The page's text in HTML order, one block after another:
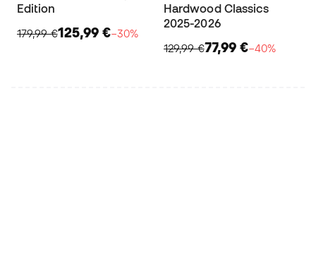
Edition
179,99 €125,99 €−30%
Hardwood Classics
2025-2026
129,99 €77,99 €−40%